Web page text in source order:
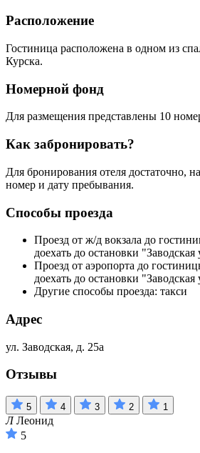
Расположение
Гостиница расположена в одном из
Курска.
Номерной фонд
Для размещения представлены 10
Как забронировать?
Для бронирования отеля достаточно,
номер и дату пребывания.
Способы проезда
Проезд от ж/д вокзала до
доехать до остановки "Заводская
Проезд от аэропорта до
доехать до остановки "Заводская
Другие способы проезда: такси
Адрес
ул. Заводская, д. 25а
Отзывы
5 4 3 2 1
ЛЛеонид
5